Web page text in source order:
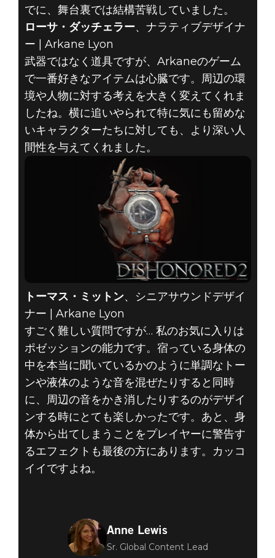
でに、舞台裏では結構苦戦していました。
ローサ・ダッチェラー、ナラティブデザイナ
ー | Arkane Lyon
武器ではなく道具ですが、Arkaneのゲーム
で一番好きなアイテムは心臓です。周辺の環
境や人物に対する考えを大きく変えてくれま
したね。横に追いやられて特に気にも留めな
いキャラクターたちに対しても、より深い人
間性を与えてくれました。
トーマス・ミットン、シニアサウンドデザイ
ナー | Arkane Lyon
すごく難しい質問ですが… 私のお気に入りは
ポゼッションの能力です。宿っている身体の
中を本当に聞いているかのように単調なトー
ンや液体のような音を混ぜたりすると同時
に、周辺の音をかき消したりするのがデザイ
ンする時にとても楽しかったです。あと、身
体から出てしまうことをプレイヤーに警告す
るエフェクトも最後の方にあります。カッコ
イイですよね。
Anne Lewis
Sr. Global Content Lead